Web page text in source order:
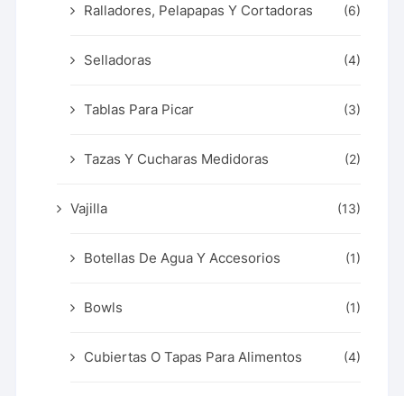
Ralladores, Pelapapas Y Cortadoras (6)
Selladoras (4)
Tablas Para Picar (3)
Tazas Y Cucharas Medidoras (2)
Vajilla (13)
Botellas De Agua Y Accesorios (1)
Bowls (1)
Cubiertas O Tapas Para Alimentos (4)